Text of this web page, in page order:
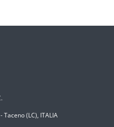
(LC), ITALIA